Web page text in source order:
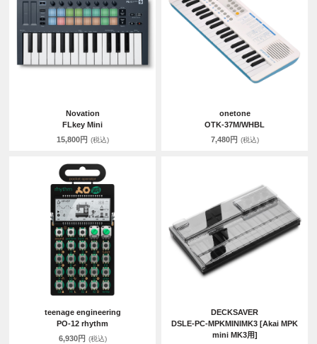
Novation
FLkey Mini
15,800円 (税込)
onetone
OTK-37M/WHBL
7,480円 (税込)
teenage engineering
PO-12 rhythm
6,930円 (税込)
DECKSAVER
DSLE-PC-MPKMINIMK3 [Akai MPK
mini MK3用]